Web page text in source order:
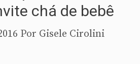
chá de bebê
Por Gisele Cirolini